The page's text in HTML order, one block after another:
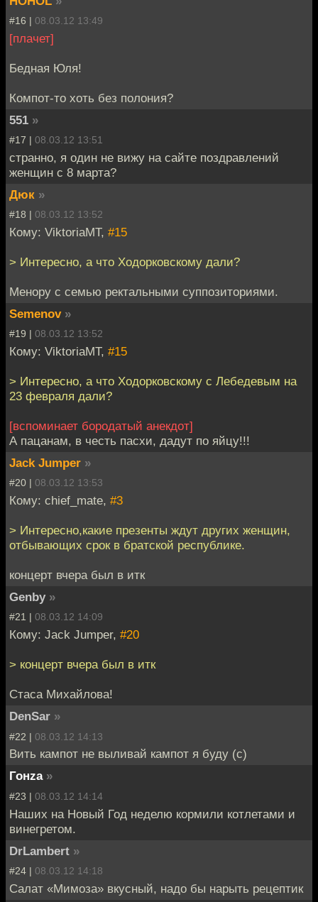
#16 | 08.03.12 13:49
[плачет]
Бедная Юля!
Компот-то хоть без полония?
551 »
#17 | 08.03.12 13:51
странно, я один не вижу на сайте поздравлений
женщин с 8 марта?
Дюк »
#18 | 08.03.12 13:52
Кому: ViktoriaMT, #15
> Интересно, а что Ходорковскому дали?
Менору с семью ректальными суппозиториями.
Semenov »
#19 | 08.03.12 13:52
Кому: ViktoriaMT, #15
> Интересно, а что Ходорковскому с Лебедевым на
23 февраля дали?
[вспоминает бородатый анекдот]
А пацанам, в честь пасхи, дадут по яйцу!!!
Jack Jumper »
#20 | 08.03.12 13:53
Кому: chief_mate, #3
> Интересно,какие презенты ждут других женщин,
отбывающих срок в братской республике.
концерт вчера был в итк
Genby »
#21 | 08.03.12 14:09
Кому: Jack Jumper, #20
> концерт вчера был в итк
Стаса Михайлова!
DenSar »
#22 | 08.03.12 14:13
Вить кампот не выливай кампот я буду (с)
Гонzа »
#23 | 08.03.12 14:14
Наших на Новый Год неделю кормили котлетами и
винегретом.
DrLambert »
#24 | 08.03.12 14:18
Салат «Мимоза» вкусный, надо бы нарыть рецептик